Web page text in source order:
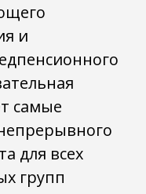
и
самые
для всех
групп